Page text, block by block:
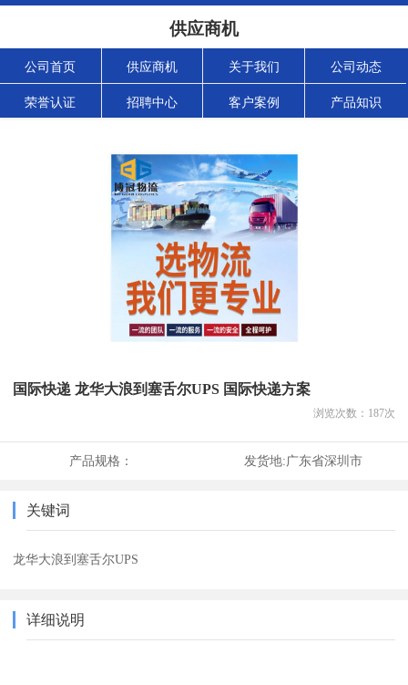
供应商机
公司首页 供应商机 关于我们 公司动态
荣誉认证 招聘中心 客户案例 产品知识
国际快递 龙华大浪到塞舌尔UPS 国际快递方案
浏览次数： 187次
产品规格： 发货地:广东省深圳市
关键词
龙华大浪到塞舌尔UPS
详细说明